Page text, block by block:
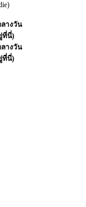
างวัน
ที่นี่)
างวัน
ที่นี่)